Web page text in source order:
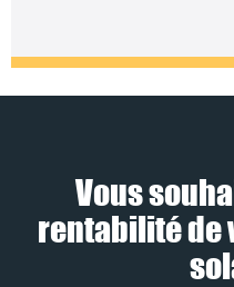
Vous
rentabilité de